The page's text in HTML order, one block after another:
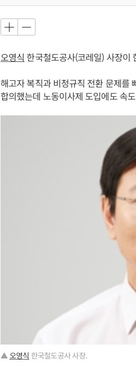
오영식 한국철도공사(코레일) 사장이
해고자 복직과 비정규직 전환 문제를
합의했는데 노동이사제 도입에도 속
▲오영식 한국철도공사 사장.